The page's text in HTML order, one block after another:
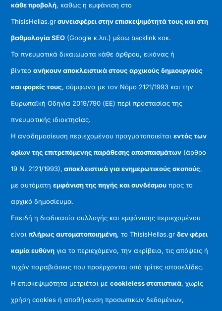
κάθε προβολή, καθώς η εμφάνιση στο
ThisisHellas.grσυνεισφέρει στην επισκεψιμότητά τους και στη
βαθμολογία SEO (Google κ.λπ.) μέσω backlink κοκ.
Τα πνευματικά δικαιώματα κάθε άρθρου, εικόνας ή
βίντεοανήκουν αποκλειστικά στους αρχικούς δημιουργούς
και φορείς τους, σύμφωνα με τον Νόμο 2121/1993 και την
Ευρωπαϊκή Οδηγία 2019/790 (ΕΕ) περί προστασίας της
πνευματικής ιδιοκτησίας.
Η αναδημοσίευση περιεχομένου πραγματοποιείταιεντός των
ορίων της επιτρεπόμενης παράθεσης αποσπασμάτων (άρθρο
19 Ν. 2121/1993), αποκλειστικά για ενημερωτικούς σκοπούς,
με αυτόματηεμφάνιση της πηγής και συνδέσμου προς το
αρχικό δημοσίευμα.
Επειδή η διαδικασία συλλογής και εμφάνισης περιεχομένου
είναιπλήρως αυτοματοποιημένη, το ThisisHellas.grδεν φέρει
καμία ευθύνη για το περιεχόμενο, την ακρίβεια, τις απόψεις ή
τυχόν παραβιάσεις που προέρχονται από τρίτες ιστοσελίδες.
Η επισκεψιμότητα μετριέται μεcookieless στατιστικά, χωρίς
χρήση cookies ή αποθήκευση προσωπικών δεδομένων,